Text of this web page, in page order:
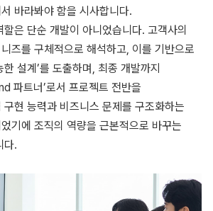
바라봐야 함을 시사합니다.
은 단순 개발이 아니었습니다. 고객사의
즈를 구체적으로 해석하고, 이를 기반으로
설계’를 도출하며, 최종 개발까지
파트너’로서 프로젝트 전반을
현 능력과 비즈니스 문제를 구조화하는
기에 조직의 역량을 근본적으로 바꾸는
다.